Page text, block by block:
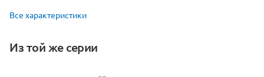
Все характеристики
Из той же серии